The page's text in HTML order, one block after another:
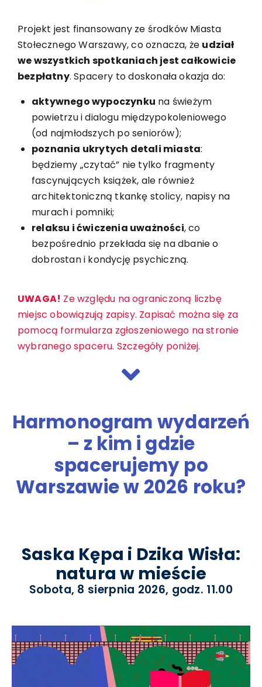
Projekt jest finansowany ze środków Miasta
Stołecznego Warszawy, co oznacza, że udział
we wszystkich spotkaniach jest całkowicie
bezpłatny. Spacery to doskonała okazja do:
aktywnego wypoczynku na świeżym
powietrzu i dialogu międzypokoleniowego
(od najmłodszych po seniorów);
poznania ukrytych detali miasta:
będziemy „czytać” nie tylko fragmenty
fascynujących książek, ale również
architektoniczną tkankę stolicy, napisy na
murach i pomniki;
relaksu i ćwiczenia uważności, co
bezpośrednio przekłada się na dbanie o
dobrostan i kondycję psychiczną.
UWAGA! Ze względu na ograniczoną liczbę
miejsc obowiązują zapisy. Zapisać można się za
pomocą formularza zgłoszeniowego na stronie
wybranego spaceru. Szczegóły poniżej.
Harmonogram wydarzeń
– z kim i gdzie
spacerujemy po
Warszawie w 2026 roku?
Saska Kępa i Dzika Wisła:
natura w mieście
Sobota, 8 sierpnia 2026, godz. 11.00